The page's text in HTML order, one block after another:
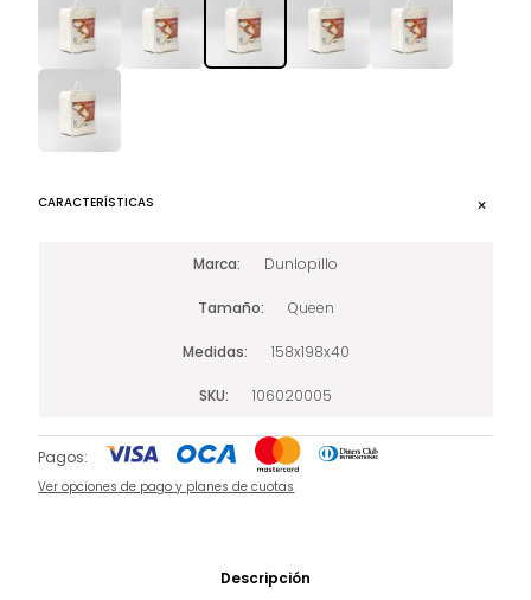
CARACTERÍSTICAS
Marca Dunlopillo
Tamaño Queen
Medidas 158x198x40
SKU 106020005
Pagos:
Ver opciones de pago y planes de cuotas
Descripción